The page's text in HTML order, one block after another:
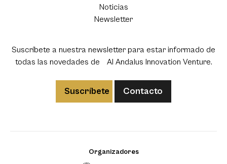
Noticias
Newsletter
Suscríbete a nuestra newsletter para estar informado de
todas las novedades de Al Andalus Innovation Venture.
Suscríbete Contacto
Organizadores